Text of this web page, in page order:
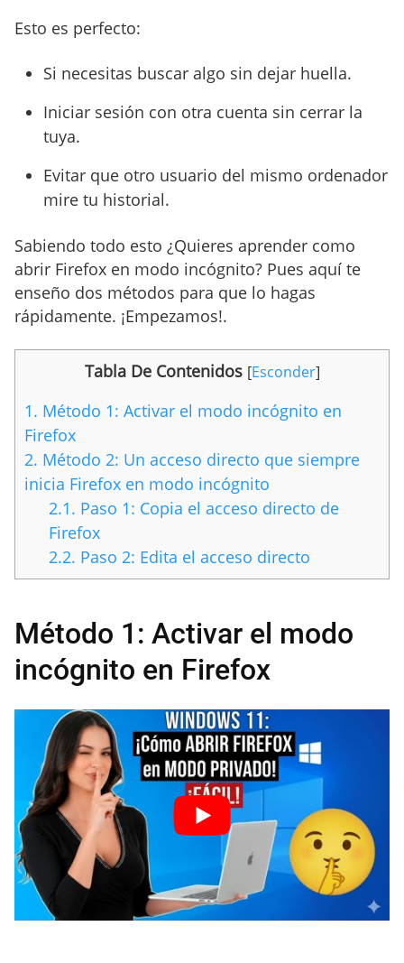
Esto es perfecto:
Si necesitas buscar algo sin dejar huella.
Iniciar sesión con otra cuenta sin cerrar la
tuya.
Evitar que otro usuario del mismo ordenador
mire tu historial.
Sabiendo todo esto ¿Quieres aprender como
abrir Firefox en modo incógnito? Pues aquí te
enseño dos métodos para que lo hagas
rápidamente. ¡Empezamos!.
Tabla De Contenidos [Esconder]
1. Método 1: Activar el modo incógnito en
Firefox
2. Método 2: Un acceso directo que siempre
inicia Firefox en modo incógnito
2.1. Paso 1: Copia el acceso directo de
Firefox
2.2. Paso 2: Edita el acceso directo
Método 1: Activar el modo
incógnito en Firefox